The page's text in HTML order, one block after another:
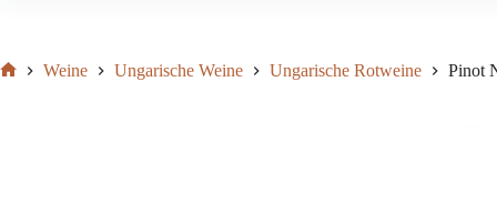
Weine Ungarische Weine Ungarische Rotweine Pinot